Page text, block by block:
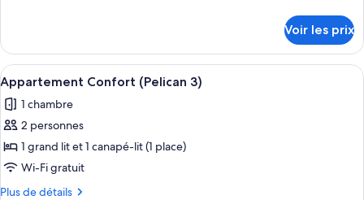
Appartement
Confort
(Pelican
9)
le
type
de
chambre
Appartement
Confort
9)
Voir les prix
Afficher
toutes
les
photos
pour
ce
type
Une chambre d’hôtel avec un
8
Appartement Confort (Pelican 3)
1 chambre
2 personnes
1 grand lit et 1 canapé-lit (1 place)
Wi-Fi gratuit
Plus de détails
Plus